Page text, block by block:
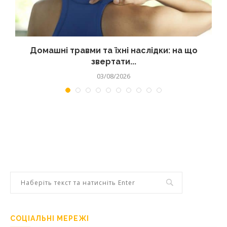
Домашні травми та їхні наслідки: на що
звертати...
03/08/2026
СОЦІАЛЬНІ МЕРЕЖІ